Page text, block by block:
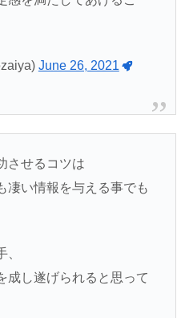
June 26, 2021
させるコツは
凄い情報を与える事でも
成し遂げられると思って